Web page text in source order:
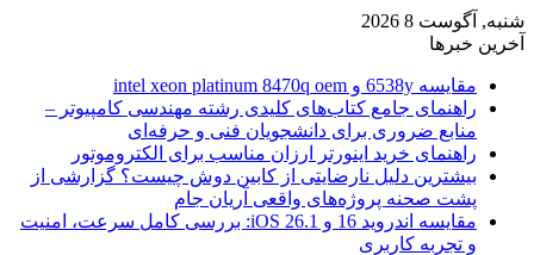
شنبه, آگوست 8 2026
آخرین خبرها
مقایسه 6538y و intel xeon platinum 8470q oem
راهنمای جامع کتاب‌های کلیدی رشته مهندسی کامپیوتر –
منابع ضروری برای دانشجویان فنی و حرفه‌ای
راهنمای خرید اینورتر ارزان مناسب برای الکتروموتور
بیشترین دلیل نارضایتی از کابین دوش چیست؟ گزارشی از
پشت صحنه پروژه‌های واقعی آریان جام
مقایسه اندروید 16 و iOS 26.1: بررسی کامل سرعت، امنیت
و تجربه کاربری